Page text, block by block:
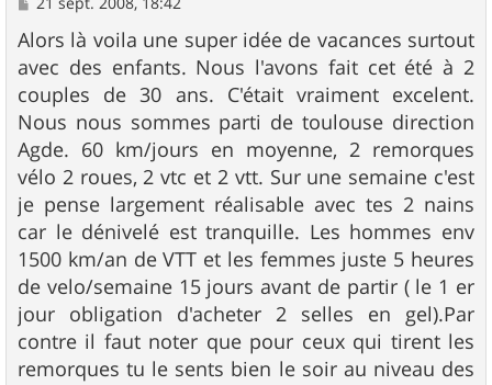
s
s
a
g
e
Alors là voila une super idée de vacances surtout
avec des enfants. Nous l'avons fait cet été à 2
couples de 30 ans. C'était vraiment excelent.
Nous nous sommes parti de toulouse direction
Agde. 60 km/jours en moyenne, 2 remorques
vélo 2 roues, 2 vtc et 2 vtt. Sur une semaine c'est
je pense largement réalisable avec tes 2 nains
car le dénivelé est tranquille. Les hommes env
1500 km/an de VTT et les femmes juste 5 heures
de velo/semaine 15 jours avant de partir ( le 1 er
jour obligation d'acheter 2 selles en gel).Par
contre il faut noter que pour ceux qui tirent les
remorques tu le sents bien le soir au niveau des